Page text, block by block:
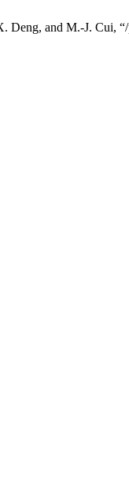
Deng, and M.-J. Cui,